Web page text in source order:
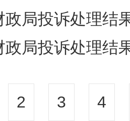
政局投诉处理结
政局投诉处理结
2 3 4